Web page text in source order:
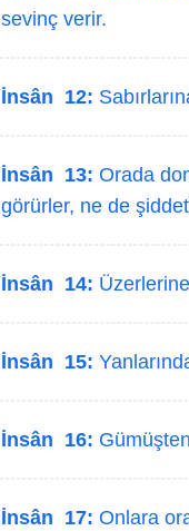
sevinç verir.
İnsân 12:
İnsân 13: Orada
görürler, ne de
İnsân 14:
İnsân 15:
İnsân 16:
İnsân 17: Onlara